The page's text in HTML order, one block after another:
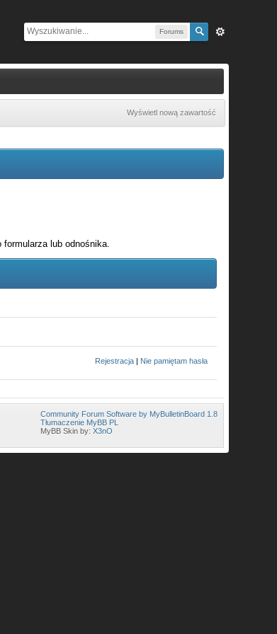
Forums
Wyświetl nową zawartość
lub odnośnika.
Rejestracja | Nie pamiętam hasła
Community Forum Software by MyBulletinBoard 1.8
Tłumaczenie MyBB PL
MyBB Skin by:X3nO